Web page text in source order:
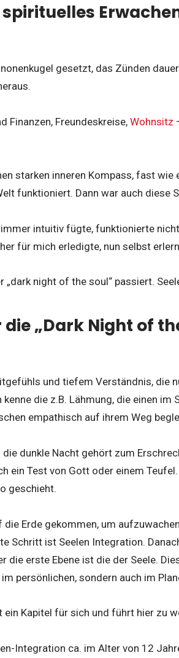
gesetzt, das Zünden
Finanzen, Freundeskreise,Wohnsitz
starken inneren Kompass, fast
funktioniert. Dann war auch diese
intuitiv fügte, funktionierte
für mich erledigte, nun selbst
„dark night of the soul“ passiert.
„Dark Night of
und tiefem Verständnis, die
die z.B. Lähmung, die einen
empathisch auf ihrem Weg
die dunkle Nacht gehört zum
ein Test von Gott oder einem
geschieht.
die Erde gekommen, um
Schritt ist Seelen Integration.
die erste Ebene ist die der Seele.
persönlichen, sondern auch im
ein Kapitel für sich und führt hier zu
Integration ca. im Alter von 12